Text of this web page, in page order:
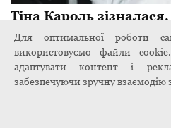
Тіна Кароль
років тому: "Це якась
Для оптимальної роботи
використовуємо файли
адаптувати контент і
забезпечуючи зручну